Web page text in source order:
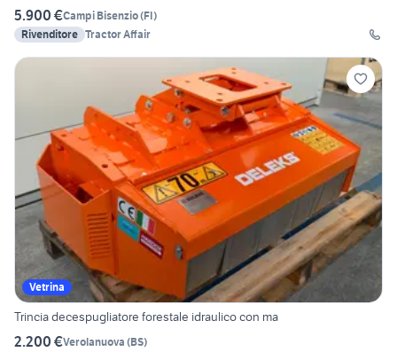
5.900 €Campi Bisenzio(FI)
Rivenditore Tractor Affair
Vetrina
Trincia decespugliatore forestale idraulico con ma
2.200 €Verolanuova (BS)